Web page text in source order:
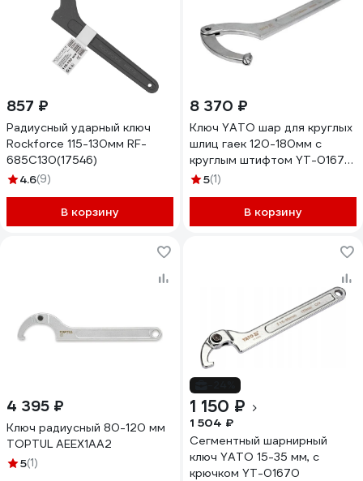
857 ₽
Радиусный ударный ключ
Rockforce 115-130мм RF-
685C130(17546)
4.6(9)
В корзину
8 370 ₽
Ключ YATO шар для круглых
шлиц гаек 120-180мм с
круглым штифтом YT-01679
371301679 092 1
5(1)
В корзину
4 395 ₽
Ключ радиусный 80-120 мм
TOPTUL AEEX1AA2
5(1)
1 150 ₽
1 504 ₽
Сегментный шарнирный
ключ YATO 15-35 мм, с
крючком YT-01670